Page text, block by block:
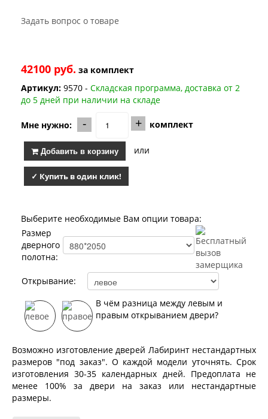
Лабиринт Версаль
Лабиринт Гранд
Лабиринт Инфинити
Лабиринт Иссида
Лабиринт Карбон
Лабиринт Кармина
Лабиринт Классик Антик медный
Лабиринт Классик Шагрень
Лабиринт Лаб Про
Лабиринт Лайн Вайт
Лабиринт Леолаб
Лабиринт Лондон
Лабиринт Норд Плюс
Лабиринт Нью Йорк
Лабиринт Пазл
Лабиринт Пиано
Лабиринт Пиано Смарт 2.0
Лабиринт Платинум
Лабиринт Полярис лайт
Лабиринт Роял
Лабиринт Сильвер
Лабиринт Сияна
Лабиринт Скандия
Лабиринт Смартлаб
Лабиринт Соналаб
Лабиринт Термолайт
Задать вопрос о товаре
42100 руб. за комплект
Артикул: 9570 - Складская программа, доставка от 2
до 5 дней при наличии на складе
Мне нужно: - + комплект
Добавить в корзину или
✓ Купить в один клик!
Выберите необходимые Вам опции товара:
Размер
дверного
полотна:
Открывание:
В чём разница между левым и
правым открыванием двери?
Возможно изготовление дверей Лабиринт нестандартных
размеров "под заказ". О каждой модели уточнять. Срок
изготовления 30-35 календарных дней. Предоплата не
менее 100% за двери на заказ или нестандартные
размеры.